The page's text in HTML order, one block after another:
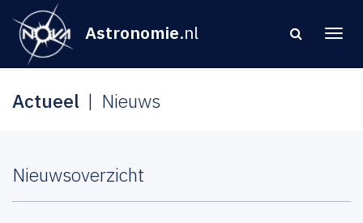
Astronomie.nl
Actueel Nieuws
Nieuwsoverzicht